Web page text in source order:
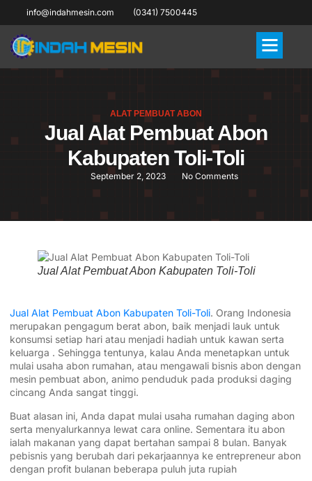
info@indahmesin.com (0341) 7500445
ALAT PEMBUAT ABON
Jual Alat Pembuat Abon
Kabupaten Toli-Toli
September 2, 2023 No Comments
Jual Alat Pembuat Abon Kabupaten Toli-Toli
Jual Alat Pembuat Abon Kabupaten Toli-Toli. Orang Indonesia
merupakan pengagum berat abon, baik menjadi lauk untuk
konsumsi setiap hari atau menjadi hadiah untuk kawan serta
keluarga . Sehingga tentunya, kalau Anda menetapkan untuk
mulai usaha abon rumahan, atau mengawali bisnis abon dengan
mesin pembuat abon, animo penduduk pada produksi daging
cincang Anda sangat tinggi.
Buat alasan ini, Anda dapat mulai usaha rumahan daging abon
serta menyalurkannya lewat cara online. Sementara itu abon
ialah makanan yang dapat bertahan sampai 8 bulan. Banyak
pebisnis yang berubah dari pekarjaannya ke entrepreneur abon
dengan profit bulanan beberapa puluh juta rupiah